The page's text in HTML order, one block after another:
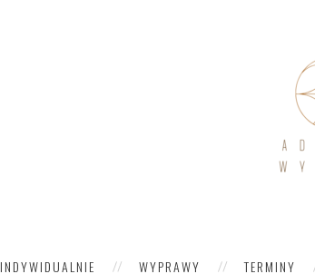
INDYWIDUALNIE WYPRAWY TERMINY